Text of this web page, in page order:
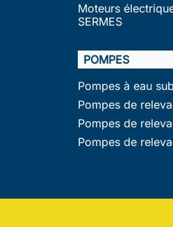
Moteurs
SERMES
POMPES
Pompes à eau
Pompes de
Pompes de
Pompes de